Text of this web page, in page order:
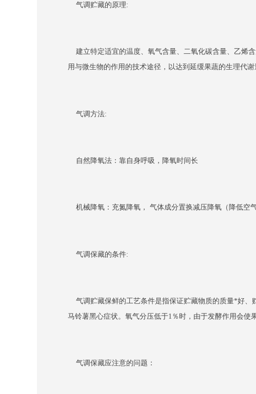
气调贮藏的原理:
建立特定适宜的温度、氧气含量、二氧化碳含量、乙烯
用与微生物的作用的技术途径，以达到延缓果蔬的生理代
气调方法:
自然降氧法：靠自身呼吸，降氧时间长
机械降氧：充氮降氧， 气体成分置换减压降氧（降低空气
气调保藏的条件:
气调贮藏保鲜的工艺条件是指保证贮藏物质的质量*好、
马铃薯黑心症状。氧气分压低于1％时，由于发酵作用会使
气调保藏应注意的问题：